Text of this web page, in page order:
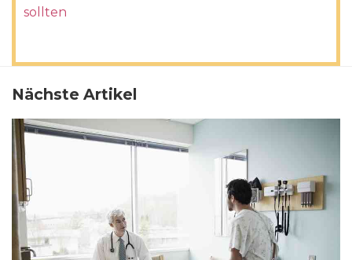
sollten
Nächste Artikel